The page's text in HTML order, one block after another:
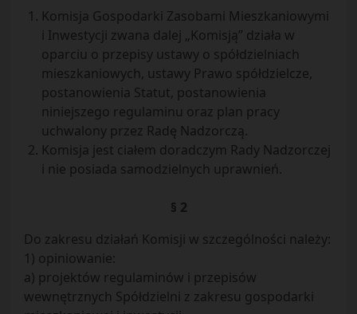
Komisja Gospodarki Zasobami Mieszkaniowymi
i Inwestycji zwana dalej „Komisją” działa w
oparciu o przepisy ustawy o spółdzielniach
mieszkaniowych, ustawy Prawo spółdzielcze,
postanowienia Statut, postanowienia
niniejszego regulaminu oraz plan pracy
uchwalony przez Radę Nadzorczą.
Komisja jest ciałem doradczym Rady Nadzorczej
i nie posiada samodzielnych uprawnień.
§ 2
Do zakresu działań Komisji w szczególności należy:
1) opiniowanie:
a) projektów regulaminów i przepisów
wewnętrznych Spółdzielni z zakresu gospodarki